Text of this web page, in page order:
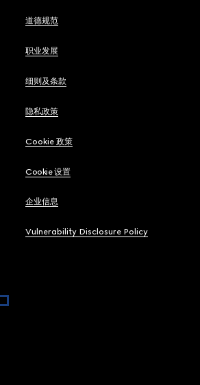
道德规范
职业发展
细则及条款
隐私政策
Cookie 政策
Cookie 设置
企业信息
Vulnerability Disclosure Policy